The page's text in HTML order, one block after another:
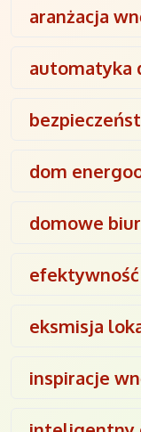
aranżacja
automatyka
dom
domowe
eksmisja
inspiracje